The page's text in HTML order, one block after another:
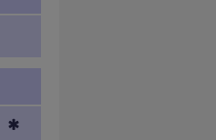
*